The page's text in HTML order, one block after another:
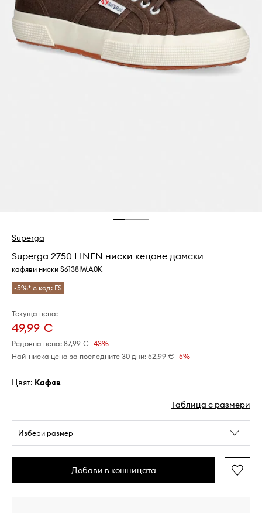
Superga
Superga 2750 LINEN ниски кецове дамски
кафяви ниски S6138IW.A0K
-5%* с код: FS
Текуща цена:
49,99 €
Редовна цена: 87,99 € -43%
Най-ниска цена за последните 30 дни: 52,99 € -5%
Цвят: кафяв
Таблица с размери
Избери размер
Добави в кошницата